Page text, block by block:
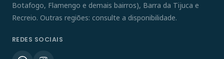
Botafogo, Flamengo e demais bairros), Barra da Tijuca e
Recreio. Outras regiões: consulte a disponibilidade.
REDES SOCIAIS